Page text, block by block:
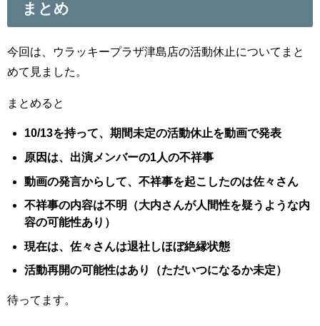
まとめ
今回は、ウラッキープラザ津島店の活動休止についてまと
めて見ました。
まとめると
10/13を持って、期間未定の活動休止を動画で発表
原因は、出演メンバーの1人の不祥事
動画の発言からして、不祥事を起こしたのは佐々さん
不祥事の内容は不明（大内さんが人間性を疑うような内
容の可能性あり）
現在は、佐々さんは退社しほぼ絶縁状態
活動再開の可能性はあり（ただいつになるか未定）
待ってます。